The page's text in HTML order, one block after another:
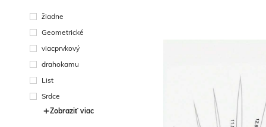
žiadne
Geometrické
viacprvkový
drahokamu
List
Srdce
Zobraziť viac